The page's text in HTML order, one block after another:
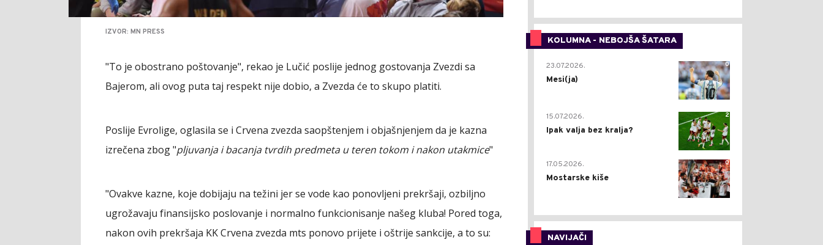
IZVOR: MN PRESS
"To je obostrano poštovanje", rekao je Lučić poslije jednog gostovanja Zvezdi sa
Bajerom, ali ovog puta taj respekt nije dobio, a Zvezda će to skupo platiti.
Poslije Evrolige, oglasila se i Crvena zvezda saopštenjem i objašnjenjem da je kazna
izrečena zbog "pljuvanja i bacanja tvrdih predmeta u teren tokom i nakon utakmice"
"Ovakve kazne, koje dobijaju na težini jer se vode kao ponovljeni prekršaji, ozbiljno
ugrožavaju finansijsko poslovanje i normalno funkcionisanje našeg kluba! Pored toga,
nakon ovih prekršaja KK Crvena zvezda mts ponovo prijete i oštrije sankcije, a to su:
KOLUMNA - NEBOJŠA ŠATARA
0
23.07.2026.
Mesi(ja)
2
15.07.2026.
Ipak valja bez kralja?
0
17.05.2026.
Mostarske kiše
NAVIJAČI